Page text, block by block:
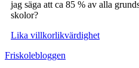
jag säga att ca 85 % av alla
skolor?
Lika villkorlikvärdighet
Friskolebloggen